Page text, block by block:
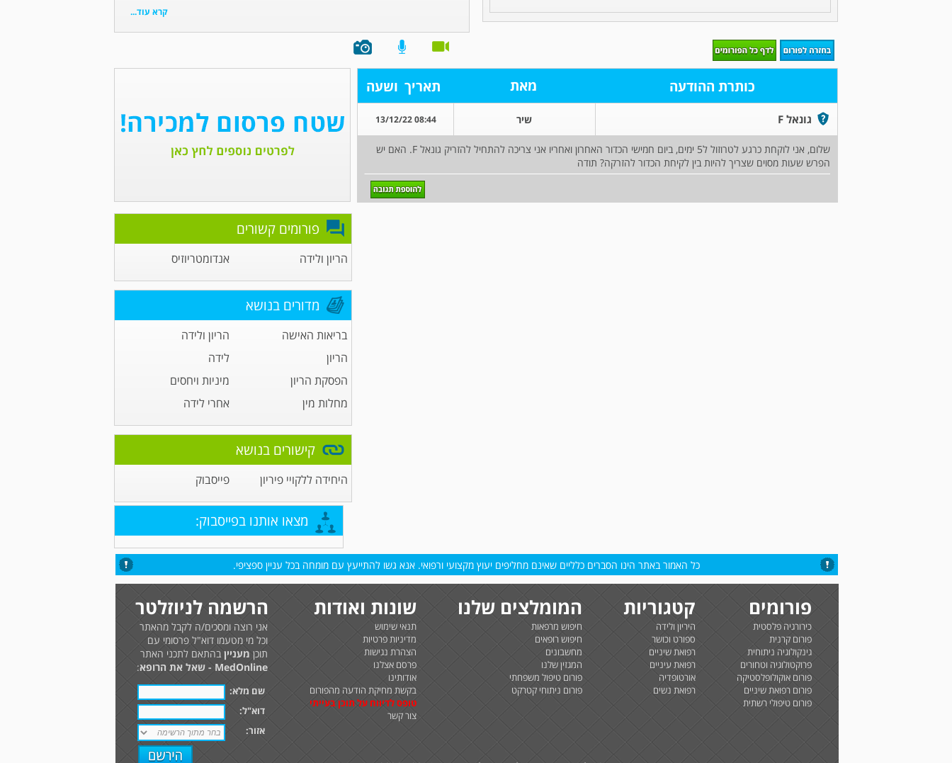
קרא עוד...
כותרת ההודעה מאת תאריך ושעה
גונאל F שיר 08:44 13/12/22
שלום, אני לוקחת כרגע לטרוזול ל5 ימים, ביום חמישי הכדור האחרון ואחריו אני צריכה להתחיל להזריק גונאל F. האם יש
הפרש שעות מסוים שצריך להיות בין לקיחת הכדור להזרקה? תודה
פורומים קשורים
הריון ולידה אנדומטריוזיס
מדורים בנושא
בריאות האישה
הריון ולידה
הריון
לידה
הפסקת הריון
מיניות ויחסים
מחלות מין
אחרי לידה
קישורים בנושא
היחידה ללקויי פיריון פייסבוק
מצאו אותנו בפייסבוק:
כל האמור באתר הינו הסברים כלליים שאינם מחליפים יעוץ מקצועי ורפואי. אנא גשו להתייעץ עם מומחה בכל עניין ספציפי.
פורומים
כירורגיה פלסטית
פורום קרנית
גינקולוגיה ניתוחית
פרוקטולוגיה וטחורים
פורום אוקולופלסטיקה
פורום רפואת שיניים
פורום טיפולי רשתית
קטגוריות
היריון ולידה
ספורט וכושר
רפואת שיניים
רפואת עיניים
אורטופדיה
רפואת נשים
המומלצים שלנו
חיפוש מרפאות
חיפוש רופאים
מחשבונים
המגזין שלנו
פורום טיפול משפחתי
פורום ניתוחי קטרקט
שונות ואודות
תנאי שימוש
מדיניות פרטיות
הצהרת נגישות
פרסם אצלנו
אודותינו
בקשת מחיקת הודעה מהפורום
טופס לדיווח על תוכן בעייתי
צור קשר
הרשמה לניוזלטר
אני רוצה ומסכים/ה לקבל מהאתר
וכל מי מטעמו דוא"ל פרסומי עם
תוכן מענייןבהתאם לתכני האתר
MedOnline - שאל את הרופא
:
שם מלא:
דוא"ל:
אזור: